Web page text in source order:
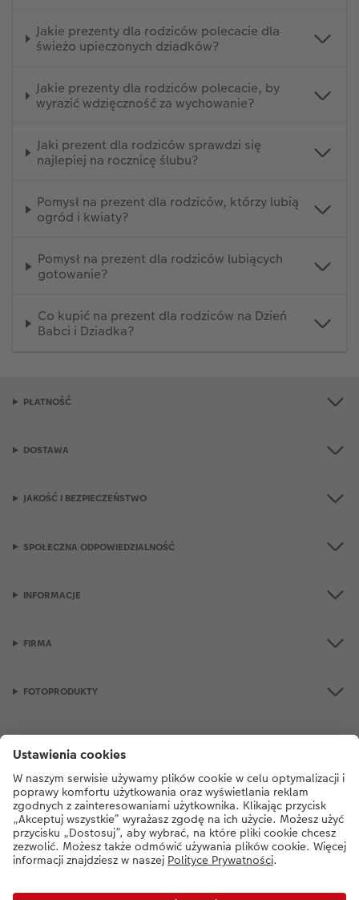
Jakie prezenty dla rodziców polecacie dla
świeżo upieczonych dziadków?
Jakie prezenty dla rodziców polecacie, by
wyrazić wdzięczność za wychowanie?
Jaki prezent dla rodziców sprawdzi się
najlepiej na rocznicę ślubu?
Pomysł na prezent dla rodziców, którzy lubią
ogród i kwiaty?
Pomysł na prezent dla rodziców lubiących
gotowanie?
Co kupić na prezent dla rodziców na Dzień
Babci i Dziadka?
PŁATNOŚĆ
DOSTAWA
JAKOŚĆ I BEZPIECZEŃSTWO
SPOŁECZNA ODPOWIEDZIALNOŚĆ
INFORMACJE
FIRMA
FOTOPRODUKTY
Jeśli masz jakiekolwiek pytania dotyczące produktów lub zamówień, nie
od 9:00 do 21:00 oraz w niedzielę od 10:00 do 18:00.